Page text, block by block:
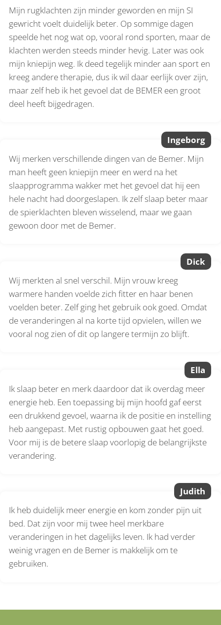
Mijn rugklachten zijn minder geworden en mijn SI
gewricht voelt duidelijk beter. Op sommige dagen
speelde het nog wat op, vooral rond sporten, maar de
klachten werden steeds minder hevig. Later was ook
mijn kniepijn weg. Ik deed tegelijk minder aan sport en
kreeg andere therapie, dus ik wil daar eerlijk over zijn,
maar zelf heb ik het gevoel dat de BEMER een groot
deel heeft bijgedragen.
Ingeborg
Wij merken verschillende dingen van de Bemer. Mijn
man heeft geen kniepijn meer en werd na het
slaapprogramma wakker met het gevoel dat hij een
hele nacht had doorgeslapen. Ik zelf slaap beter maar
de spierklachten bleven wisselend, maar we gaan
gewoon door met de Bemer.
Dick
Wij merkten al snel verschil. Mijn vrouw kreeg
warmere handen voelde zich fitter en haar benen
voelden beter. Zelf ging het gebruik ook goed. Omdat
de veranderingen al na korte tijd opvielen, willen we
vooral nog zien of dit op langere termijn zo blijft.
Ella
Ik slaap beter en merk daardoor dat ik overdag meer
energie heb. Een toepassing bij mijn hoofd gaf eerst
een drukkend gevoel, waarna ik de positie en instelling
heb aangepast. Met rustig opbouwen gaat het goed.
Voor mij is de betere slaap voorlopig de belangrijkste
verandering.
Judith
Ik heb duidelijk meer energie en kom zonder pijn uit
bed. Dat zijn voor mij twee heel merkbare
veranderingen in het dagelijks leven. Ik had verder
weinig vragen en de Bemer is makkelijk om te
gebruiken.